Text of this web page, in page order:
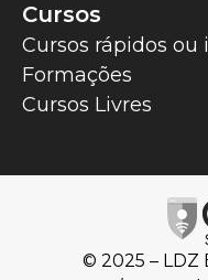
Cursos
Cursos rápidos ou
Formações
Cursos Livres
© 2025 – LDZ